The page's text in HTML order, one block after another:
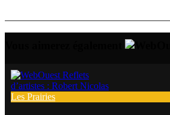
Les Prairies